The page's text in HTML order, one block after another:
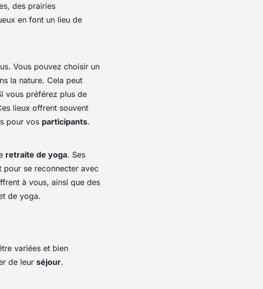
des prairies
en font un lieu de
Vous pouvez choisir un
la nature. Cela peut
vous préférez plus de
lieux offrent souvent
pour vos participants.
retraite de yoga. Ses
pour se reconnecter avec
à vous, ainsi que des
de yoga.
variées et bien
de leur séjour.